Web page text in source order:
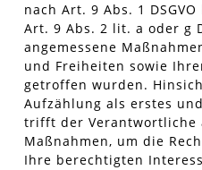
nach Art. 9 Abs. 1
Art. 9 Abs. 2 lit. a oder g
angemessene
und Freiheiten sowie
getroffen wurden.
Aufzählung als erstes
trifft der Verantwortliche
Maßnahmen, um die
Ihre berechtigten